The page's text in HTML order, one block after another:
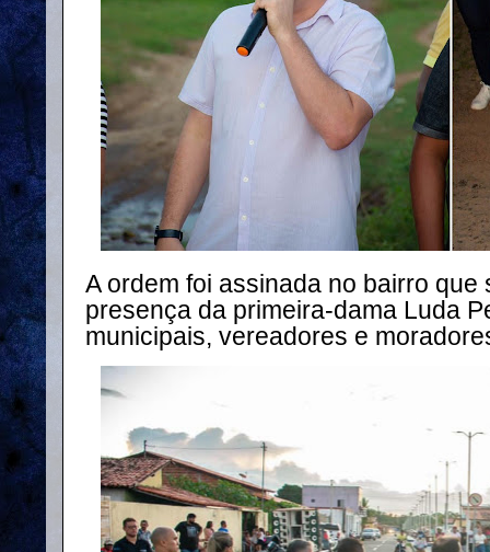
A ordem foi assinada no bairro que
presença da primeira-dama Luda
municipais, vereadores e